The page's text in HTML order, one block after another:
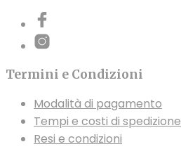
Termini e Condizioni
Modalità di pagamento
Tempi e costi di spedizione
Resi e condizioni